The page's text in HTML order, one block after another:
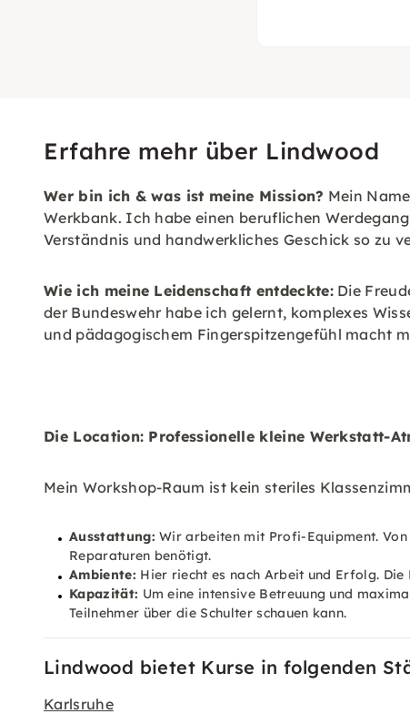
Erfahre mehr über Lindwood
Wer bin ich & was ist meine Mission? Mein
Werkbank. Ich habe einen beruflichen
Verständnis und handwerkliches Geschick so zu
Wie ich meine Leidenschaft entdeckte:Die
der Bundeswehr habe ich gelernt, komplexes
und pädagogischem Fingerspitzengefühl macht
Die Location: Professionelle kleine Werkstatt-
Mein Workshop-Raum ist kein steriles
Ausstattung: Wir arbeiten mit Profi-Equipment.
Reparaturen benötigt.
Ambiente: Hier riecht es nach Arbeit und Erfolg.
Kapazität: Um eine intensive Betreuung und
Teilnehmer über die Schulter schauen kann.
Lindwood bietet Kurse in folgenden
Karlsruhe